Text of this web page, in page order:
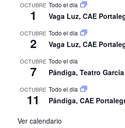
OCTUBRE
1
Todo el día
Vaga Luz, CAE
OCTUBRE
2
Todo el día
Vaga Luz, CAE
OCTUBRE
7
Todo el día
Pândiga, Teatro
OCTUBRE
11
Todo el día
Pândiga, CAE
Ver calendario